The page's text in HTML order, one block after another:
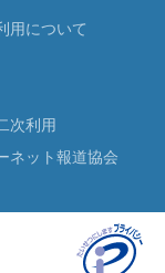
用について
次利用
ネット報道協会